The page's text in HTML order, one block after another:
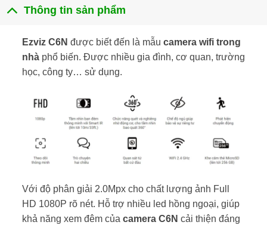
Thông tin sản phẩm
Ezviz C6N được biết đến là mẫu camera wifi trong
nhàphổ biến. Được nhiều gia đình, cơ quan, trường
học, công ty… sử dụng.
Với độ phân giải 2.0Mpx cho chất lượng ảnh Full
HD 1080P rõ nét. Hỗ trợ nhiều led hồng ngoại, giúp
khả năng xem đêm của camera C6N cải thiện đáng